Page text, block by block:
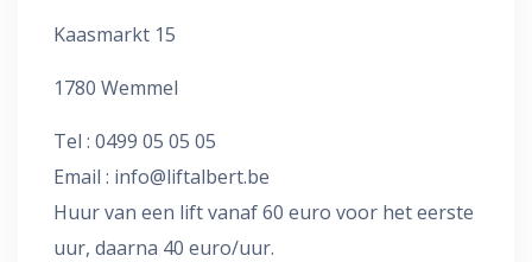
Kaasmarkt 15
1780 Wemmel
Tel : 0499 05 05 05
Email : info@liftalbert.be
Huur van een lift vanaf 60 euro voor het eerste
uur, daarna 40 euro/uur.